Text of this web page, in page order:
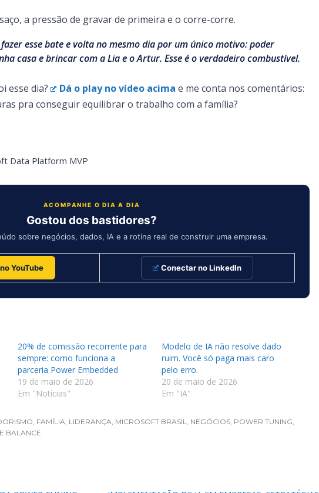
a pressão de gravar de primeira e o corre-corre.
esse bate e volta no mesmo dia por um único motivo: poder
casa e brincar com a Lia e o Artur. Esse é o verdadeiro combustível.
esse dia? Dá o play no vídeo acima e me conta nos comentários:
pra conseguir equilibrar o trabalho com a família?
Data Platform MVP
ACOMPANHE O DIA A DIA
Gostou dos bastidores?
sobre negócios, dados, IA e a rotina real de construir uma empresa.
YouTube Conectar no LinkedIn
20% de comissão recorrente para
sempre: como funciona a
parceria Power Embedded
19 de maio de 2026
Em "Notícias"
Modelo de IA não resolve dado
ruim. Você só paga mais caro
pelo erro.
20 de maio de 2026
Em "IA"
FAMÍLIA LIDERANÇA MICROSOFT BRASIL NEGÓCIOS POWER TUNING
BALANCE